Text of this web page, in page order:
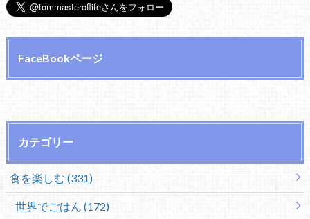
FaceBookページ
カテゴリー
食を楽しむ (331)
世界でごはん (172)